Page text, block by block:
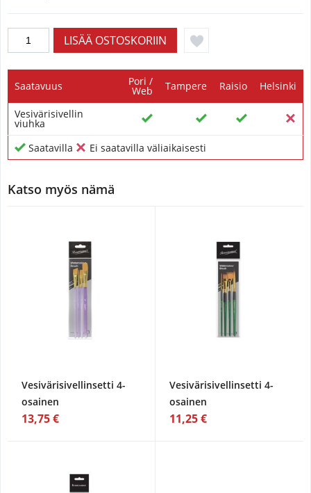
Saatavuus Pori /
Web Tampere Raisio Helsinki
Vesivärisivellin
viuhka
Saatavilla
Ei saatavilla väliaikaisesti
Katso myös nämä
Vesivärisivellinsetti 4-
osainen
13,75 €
Vesivärisivellinsetti 4-
osainen
11,25 €